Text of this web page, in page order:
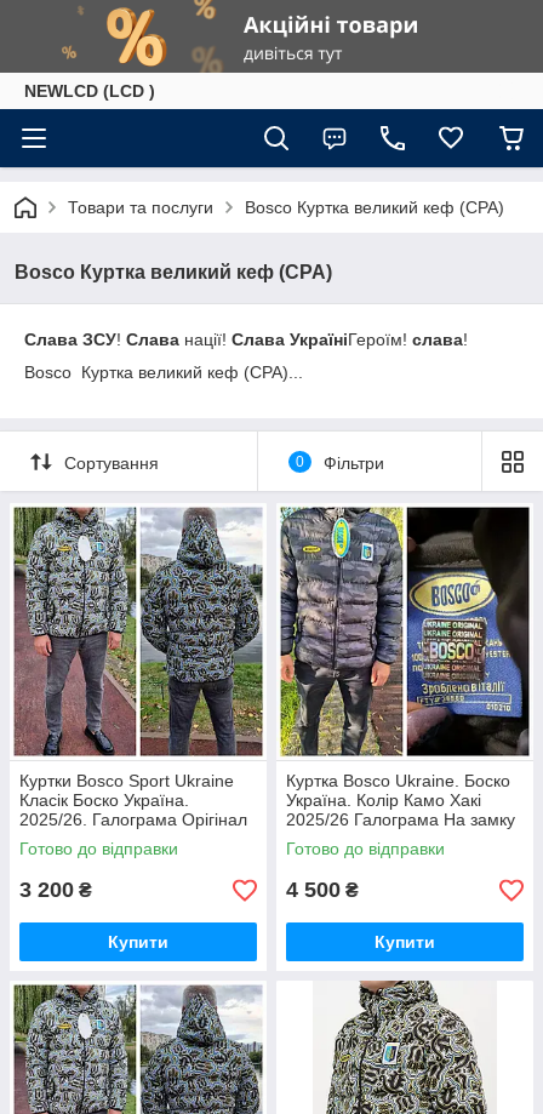
NEWLCD (LCD )
Товари та послуги Bosco Куртка великий кеф (CPA)
Bosco Куртка великий кеф (CPA)
Слава ЗСУ! Слава нації! Слава УкраїніГероїм! слава!
Bosco Куртка великий кеф (CPA)...
Сортування 0 Фільтри
Куртки Bosco Sport Ukraine
Класік Боско Україна.
2025/26. Галограма Орігінал
На замку — Тризуб,
голограма — оригінал.
Готово до відправки
3 200 ₴
Купити
Куртка Bosco Ukraine. Боско
Україна. Колір Камо Хакі
2025/26 Галограма На замку
— Тризуб, голограма —
оригінал.
Готово до відправки
4 500 ₴
Купити